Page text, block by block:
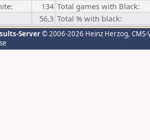
134 Total games with Black:
56,3 Total % with black:
Server© 2006-2026 Heinz Herzog,